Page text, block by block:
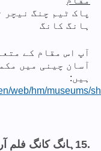
پاک ٹیم چنگ نیچر
ہانگ کانگ
آپ اس مقام کے
آسان چینی میں
ہیں:
web/hm/museums/
ہانگ کانگ فلم 15.